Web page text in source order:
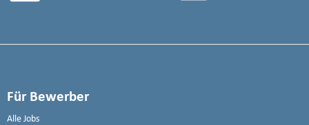
Für Bewerber
Alle Jobs